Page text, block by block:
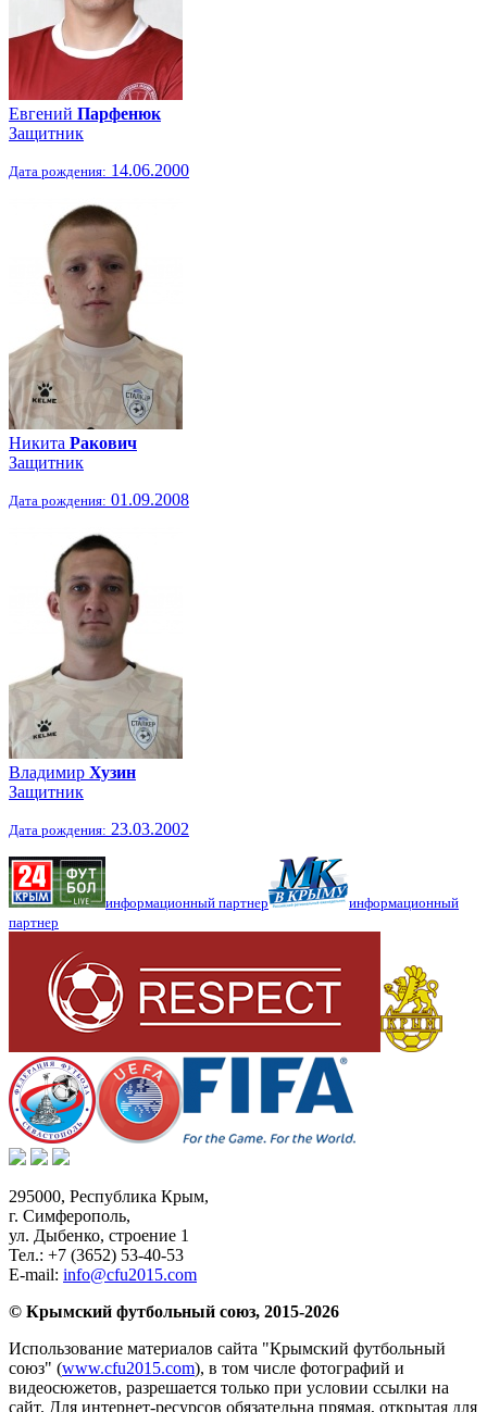
Евгений Парфенюк
Защитник
Дата рождения: 14.06.2000
Никита Ракович
Защитник
Дата рождения: 01.09.2008
Владимир Хузин
Защитник
Дата рождения: 23.03.2002
информационный партнер
информационный
партнер
295000, Республика Крым,
г. Симферополь,
ул. Дыбенко, строение 1
Тел.: +7 (3652) 53-40-53
E-mail: info@cfu2015.com
© Крымский футбольный союз, 2015-2026
Использование материалов сайта "Крымский футбольный
союз" (www.cfu2015.com), в том числе фотографий и
видеосюжетов, разрешается только при условии ссылки на
сайт. Для интернет-ресурсов обязательна прямая, открытая для